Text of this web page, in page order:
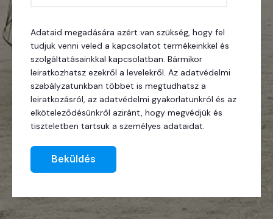
Adataid megadására azért van szükség, hogy fel
tudjuk venni veled a kapcsolatot termékeinkkel és
szolgáltatásainkkal kapcsolatban. Bármikor
leiratkozhatsz ezekről a levelekről. Az adatvédelmi
szabályzatunkban többet is megtudhatsz a
leiratkozásról, az adatvédelmi gyakorlatunkról és az
elköteleződésünkről aziránt, hogy megvédjük és
tiszteletben tartsuk a személyes adataidat.